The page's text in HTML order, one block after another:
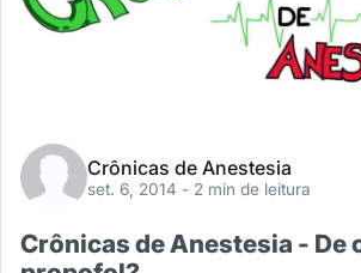
Crônicas de Anestesia
set. 6, 2014 - 2 min de leitura
Crônicas de Anestesia - De